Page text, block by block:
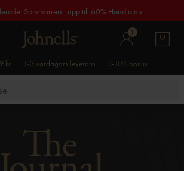
Sommarrea - upp till 60% Handla nu
1
kr 1-3 vardagars leverans 5-10% bonus